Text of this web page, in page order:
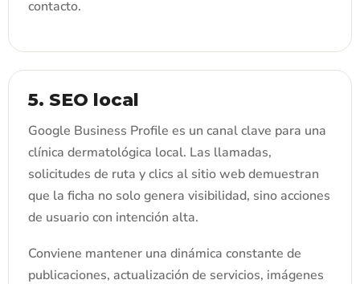
contacto.
5. SEO local
Google Business Profile es un canal clave para una
clínica dermatológica local. Las llamadas,
solicitudes de ruta y clics al sitio web demuestran
que la ficha no solo genera visibilidad, sino acciones
de usuario con intención alta.
Conviene mantener una dinámica constante de
publicaciones, actualización de servicios, imágenes